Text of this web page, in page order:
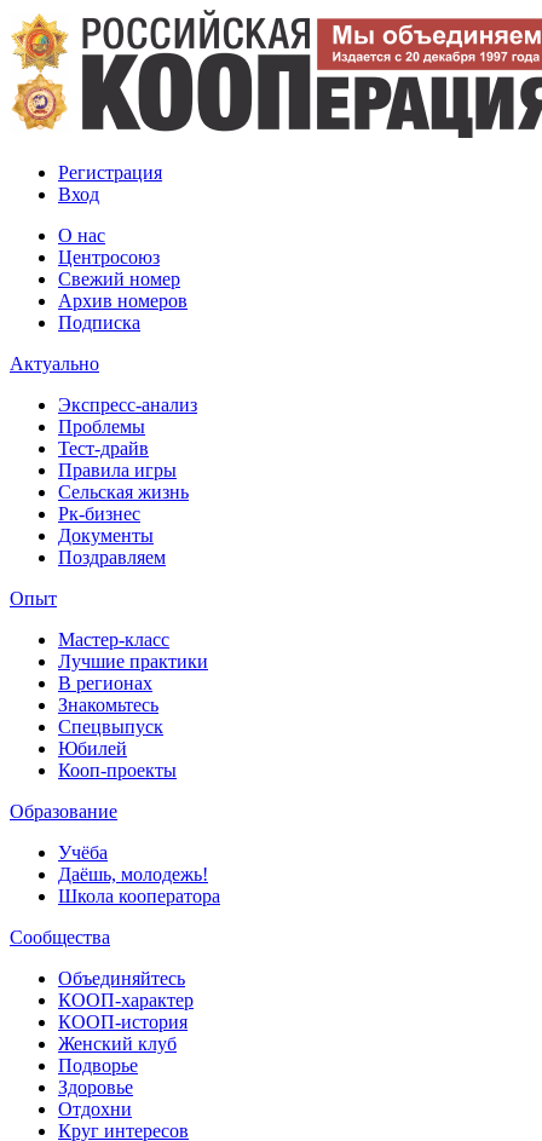
Регистрация
Вход
О нас
Центросоюз
Свежий номер
Архив номеров
Подписка
Актуально
Экспресс-анализ
Проблемы
Тест-драйв
Правила игры
Сельская жизнь
Рк-бизнес
Документы
Поздравляем
Опыт
Мастер-класс
Лучшие практики
В регионах
Знакомьтесь
Спецвыпуск
Юбилей
Кооп-проекты
Образование
Учёба
Даёшь, молодежь!
Школа кооператора
Сообщества
Объединяйтесь
КООП-характер
КООП-история
Женский клуб
Подворье
Здоровье
Отдохни
Круг интересов